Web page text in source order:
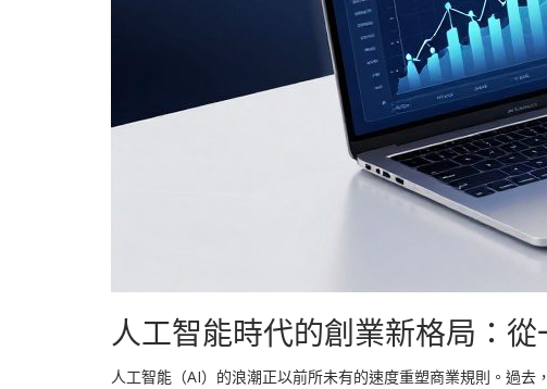
人工智能時代的創業新格局：
人工智能（AI）的浪潮正以前所未有的速度重塑商業規則。過